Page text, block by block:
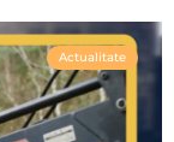
Actualitate